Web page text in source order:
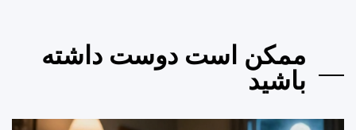
ممکن است دوست داشته
باشید